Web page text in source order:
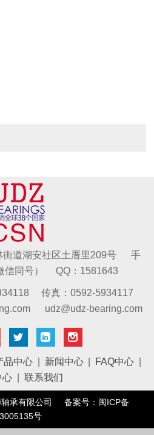
街道湖安社区土厝里209号 手
信同号） QQ：1581643
传真：0592-5934117
udz@udz-bearing.com
品中心 新闻中心 FAQ中心
心
联系我们
轴承有限公司 备案号： 闽ICP备
号